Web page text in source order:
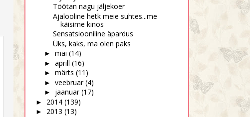
Töötan nagu jäljekoer
Ajalooline hetk meie suhtes...me
käisime kinos
Sensatsiooniline äpardus
Üks, kaks, ma olen paks
► mai (14)
► aprill (16)
► märts (11)
► veebruar (4)
► jaanuar (17)
► 2014 (139)
► 2013 (13)